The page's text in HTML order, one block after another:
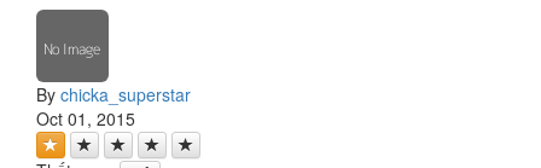
By chicka_superstar
Oct 01, 2015